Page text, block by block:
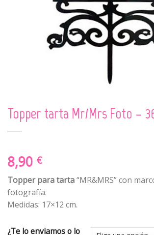
Topper tarta Mr/Mrs Foto –
8,90 €
Topper para tarta“MR&MRS” con
fotografía.
Medidas: 17×12 cm.
¿Te lo enviamos o lo